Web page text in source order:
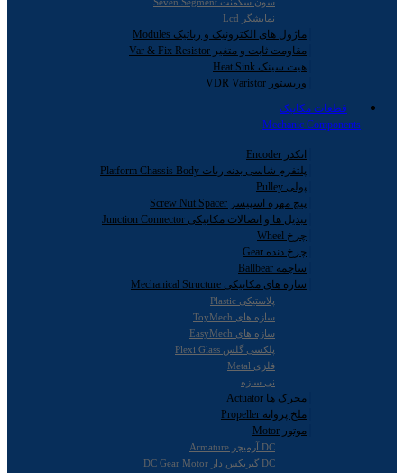
نمایشگر Lcd
ماژول های الکترونیک و رباتیک Modules
مقاومت ثابت و متغیر Var & Fix Resistor
هیت سینک Heat Sink
وریستور VDR Varistor
قطعات مکانیک
Mechanic Components
انکدر Encoder
پلتفرم شاسی بدنه ربات Platform Chassis Body
پولی Pulley
پیچ مهره اسپیسر Screw Nut Spacer
تبدیل ها و اتصالات مکانیکی Junction Connector
چرخ Wheel
چرخ دنده Gear
ساچمه Ballbear
سازه های مکانیکی Mechanical Structure
پلاستیکی Plastic
سازه های ToyMech
سازه های EasyMech
پلکسی گلس Plexi Glass
فلزی Metal
نی سازه
محرک ها Actuator
ملخ پروانه Propeller
موتور Motor
DC آرمیچر Armature
DC گیربکس دار DC Gear Motor